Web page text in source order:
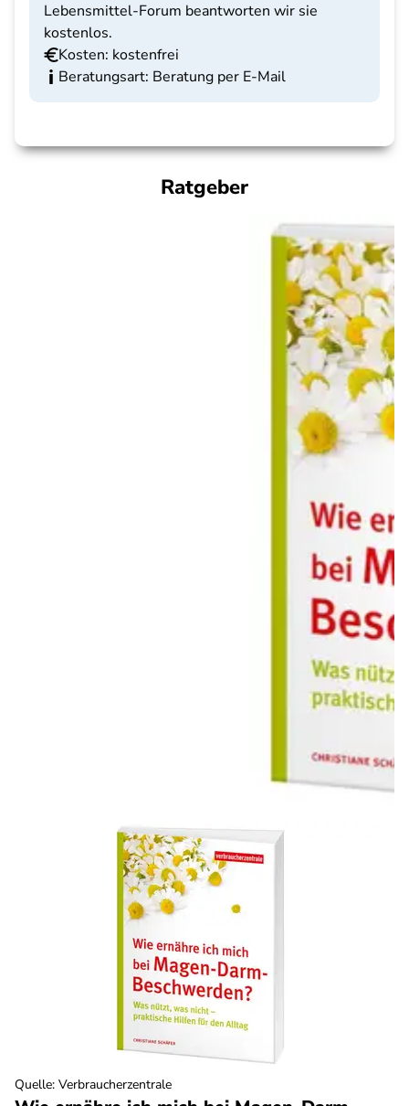
Lebensmittel-Forum beantworten wir sie
kostenlos.
Kosten: kostenfrei
Beratungsart: Beratung per E-Mail
Ratgeber
Quelle: Verbraucherzentrale